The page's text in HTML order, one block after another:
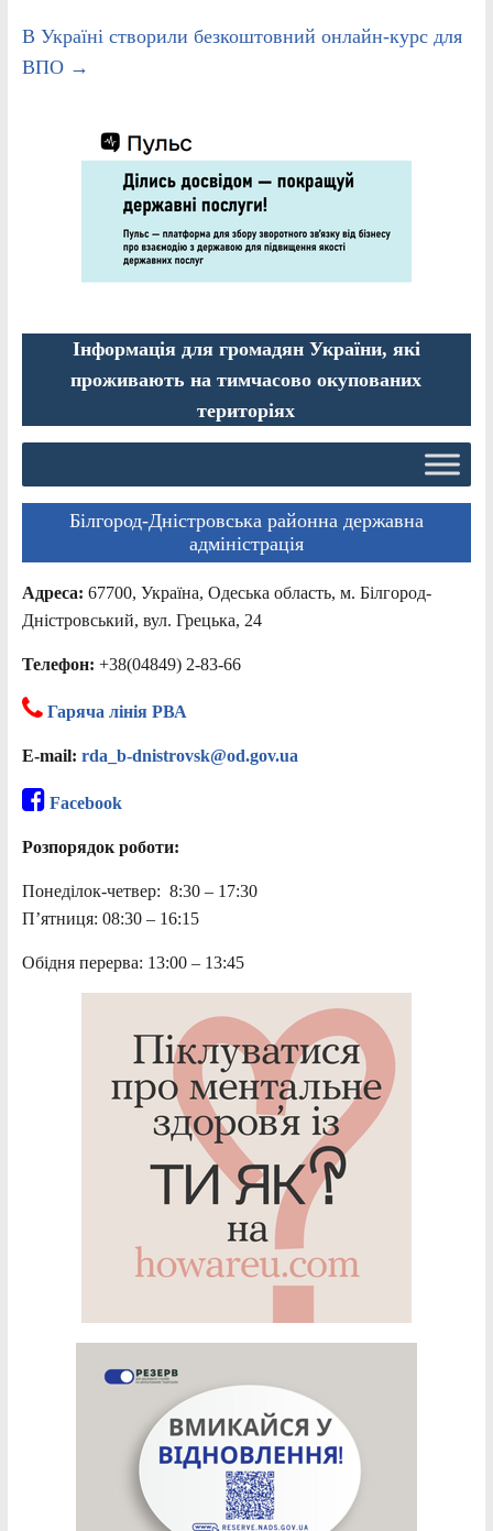
В Україні створили безкоштовний онлайн-курс для
ВПО →
Інформація для громадян України, які
проживають на тимчасово окупованих
територіях
Білгород-Дністровська районна державна
адміністрація
Адреса: 67700, Україна, Одеська область, м. Білгород-
Дністровський, вул. Грецька, 24
Телефон: +38(04849) 2-83-66
Гаряча лінія РВА
E-mail: rda_b-dnistrovsk@od.gov.ua
Facebook
Розпорядок роботи:
Понеділок-четвер: 8:30 – 17:30
П’ятниця: 08:30 – 16:15
Обідня перерва: 13:00 – 13:45